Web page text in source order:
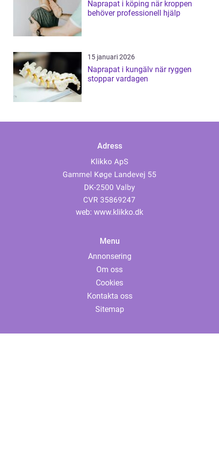
Naprapat i köping när kroppen
behöver professionell hjälp
15 januari 2026
Naprapat i kungälv när ryggen
stoppar vardagen
Adress
web: www.klikko.dk
Menu
Annonsering
Om oss
Cookies
Kontakta oss
Sitemap